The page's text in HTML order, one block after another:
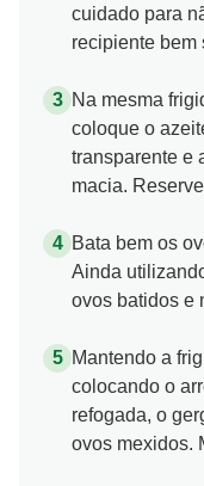
cuidado para
recipiente bem
Na mesma
coloque o
transparente e
macia.
Bata bem os
Ainda
ovos batidos e
Mantendo a
colocando o
refogada, o
ovos mexidos.